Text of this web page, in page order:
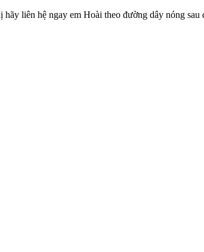
liên hệ ngay em Hoài theo đường dây nóng sau